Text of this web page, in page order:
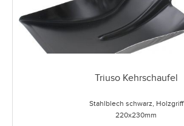
Triuso Kehrschaufel
Stahlblech schwarz, Holzgriff
220x230mm